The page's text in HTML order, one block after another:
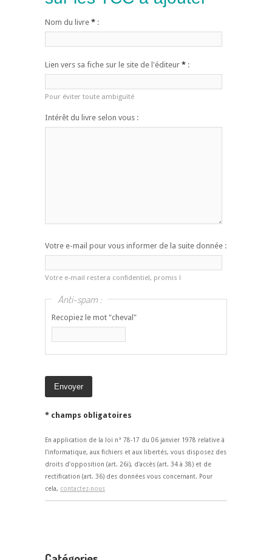
Nom du livre * :
Lien vers sa fiche sur le site de l'éditeur * :
Pour éviter toute ambiguïté
Intérêt du livre selon vous :
Votre e-mail pour vous informer de la suite donnée :
Votre e-mail restera confidentiel, promis !
Anti-spam :
Recopiez le mot "cheval"
* champs obligatoires
En application de la loi n° 78-17 du 06 janvier 1978 relative à
l'informatique, aux fichiers et aux libertés, vous disposez des
droits d'opposition (art. 26i), d'accès (art. 34 à 38) et de
rectification (art. 36) des données vous concernant. Pour
cela, contactez-nous